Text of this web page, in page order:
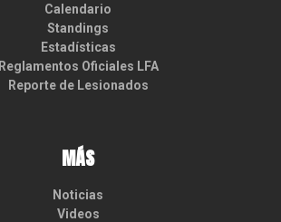
Calendario
Standings
Estadísticas
Reglamentos Oficiales LFA
Reporte de Lesionados
MÁS
Noticias
Videos